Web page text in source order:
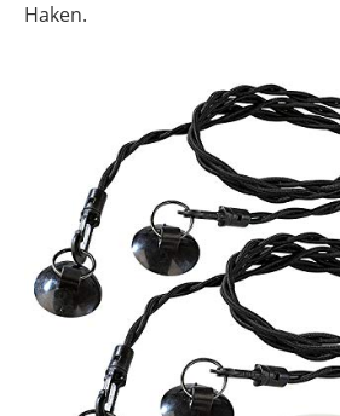
Haken.